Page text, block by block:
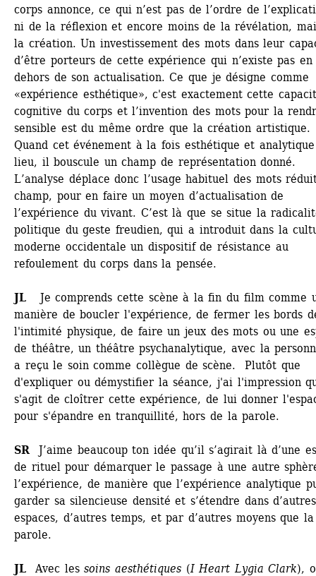
corps annonce, ce qui n’est pas de l’ordre de
ni de la réflexion et encore moins de la révélation,
la création. Un investissement des mots dans leur
d’être porteurs de cette expérience qui n’existe pas en
dehors de son actualisation. Ce que je désigne comme
«expérience esthétique», c'est exactement cette
cognitive du corps et l’invention des mots pour la
sensible est du même ordre que la création artistique.
Quand cet événement à la fois esthétique et
lieu, il bouscule un champ de représentation donné.
L’analyse déplace donc l’usage habituel des mots
champ, pour en faire un moyen d’actualisation de
l’expérience du vivant. C’est là que se situe la
politique du geste freudien, qui a introduit dans la
moderne occidentale un dispositif de résistance au
refoulement du corps dans la pensée.
JL
Je comprends cette scène à la fin du film comme
manière de boucler l'expérience, de fermer les bords
l'intimité physique, de faire un jeux des mots ou une
de théâtre, un théâtre psychanalytique, avec la
a reçu le soin comme collègue de scène. Plutôt que
d'expliquer ou démystifier la séance, j'ai l'impression
s'agit de cloîtrer cette expérience, de lui donner
pour s'épandre en tranquillité, hors de la parole.
SR J’aime beaucoup ton idée qu’il s’agirait là d’une
de rituel pour démarquer le passage à une autre
l’expérience, de manière que l’expérience analytique
garder sa silencieuse densité et s’étendre dans d’autres
espaces, d’autres temps, et par d’autres moyens que la
parole.
JL Avec les soins aesthétiques (I Heart Lygia Clark),